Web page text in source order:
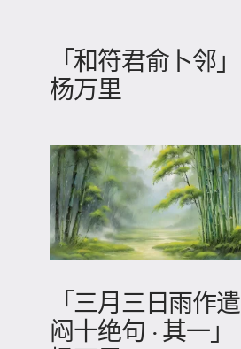
「和符君俞卜邻」
杨万里
「三月三日雨作遣
闷十绝句 · 其一」